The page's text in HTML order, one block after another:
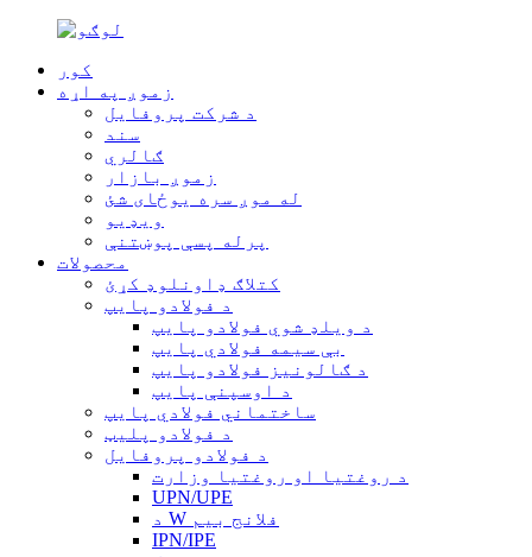
کور
زموږ په اړه
د شرکت پروفایل
سند
ګالري
زموږ بازار
له موږ سره یوځای شئ
ویډیو
پرله پسې پوښتنې
محصولات
کتلاګ ډاونلوډ کړئ
د فولادو پایپ
د ویلډ شوي فولادو پایپ
بې سیمه فولادي پایپ
د ګالونیز فولادو پایپ
د اوسپنې پایپ
ساختماني فولادي پایپ
د فولادو پلیټ
د فولادو پروفایل
د روغتیا او روغتیا وزارت
UPN/UPE
د W فلانج بیم
IPN/IPE